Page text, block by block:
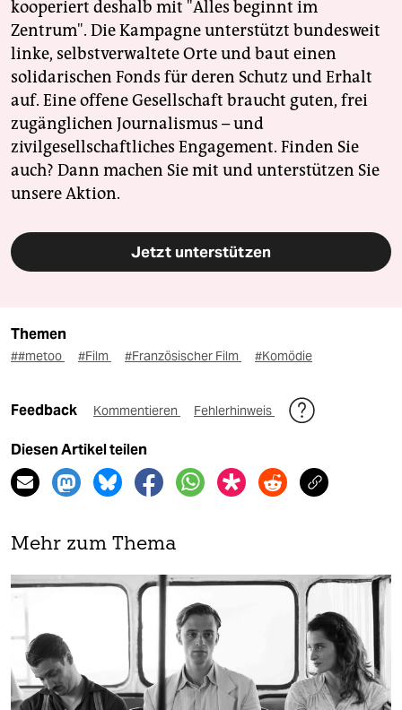
kooperiert deshalb mit "Alles beginnt im
Zentrum". Die Kampagne unterstützt bundesweit
linke, selbstverwaltete Orte und baut einen
solidarischen Fonds für deren Schutz und Erhalt
auf. Eine offene Gesellschaft braucht guten, frei
zugänglichen Journalismus – und
zivilgesellschaftliches Engagement. Finden Sie
auch? Dann machen Sie mit und unterstützen Sie
unsere Aktion.
Jetzt unterstützen
Themen
##metoo #Film #Französischer Film #Komödie
Feedback Kommentieren Fehlerhinweis
Diesen Artikel teilen
Mehr zum Thema